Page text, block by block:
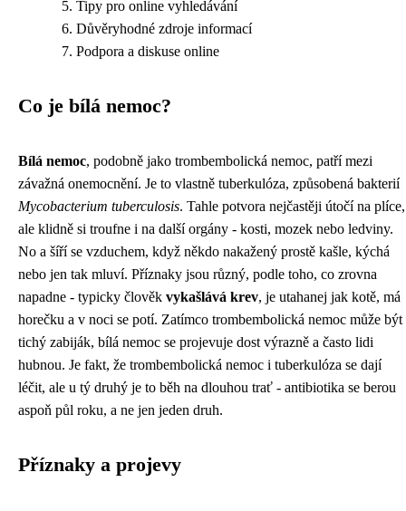
Tipy pro online vyhledávání
Důvěryhodné zdroje informací
Podpora a diskuse online
Co je bílá nemoc?
Bílá nemoc, podobně jako trombembolická nemoc, patří mezi
závažná onemocnění. Je to vlastně tuberkulóza, způsobená bakterií
Mycobacterium tuberculosis. Tahle potvora nejčastěji útočí na plíce,
ale klidně si troufne i na další orgány - kosti, mozek nebo ledviny.
No a šíří se vzduchem, když někdo nakažený prostě kašle, kýchá
nebo jen tak mluví. Příznaky jsou různý, podle toho, co zrovna
napadne - typicky člověk vykašlává krev, je utahanej jak kotě, má
horečku a v noci se potí. Zatímco trombembolická nemoc může být
tichý zabiják, bílá nemoc se projevuje dost výrazně a často lidi
hubnou. Je fakt, že trombembolická nemoc i tuberkulóza se dají
léčit, ale u tý druhý je to běh na dlouhou trať - antibiotika se berou
aspoň půl roku, a ne jen jeden druh.
Příznaky a projevy